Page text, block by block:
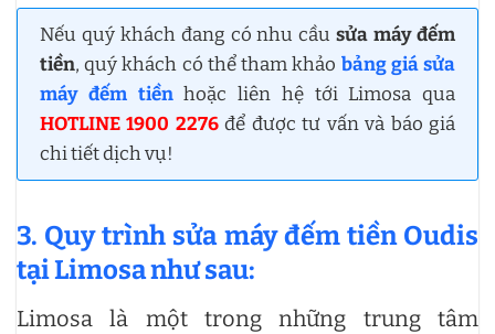
Nếu quý khách đang có nhu cầusửa máy đếm
tiền, quý khách có thể tham khảo bảng giá sửa
máy đếm tiềnhoặc liên hệ tới Limosa qua
HOTLINE 1900 2276để được tư vấn và báo giá
chi tiết dịch vụ!
3. Quy trình sửa máy đếm tiền Oudis
tại Limosa như sau:
Limosa là một trong những trung tâm